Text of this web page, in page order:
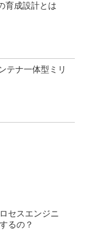
育成設計とは
テナ一体型ミリ
セスエンジニ
るの？